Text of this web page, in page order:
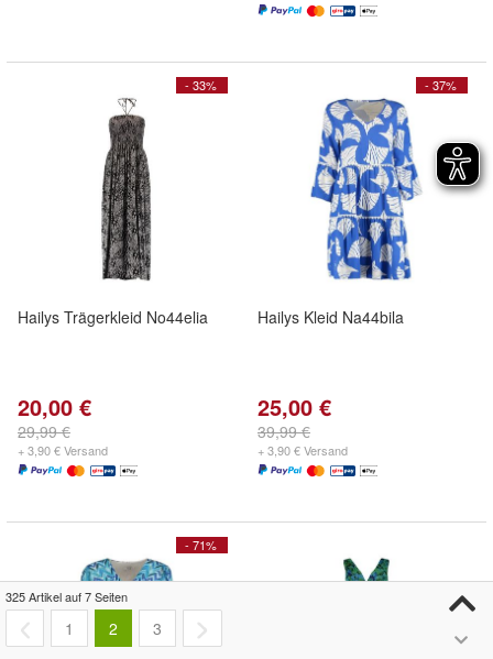
- 33%
Hailys Trägerkleid No44elia
20,00 €
29,99 €
+ 3,90 € Versand
- 37%
Hailys Kleid Na44bila
25,00 €
39,99 €
+ 3,90 € Versand
- 71%
325 Artikel auf 7 Seiten
1 2 3